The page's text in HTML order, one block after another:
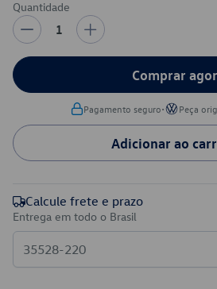
Quantidade
1
Comprar
Pagamento seguro• Peça
Adicionar ao
Calcule frete e prazo
Entrega em todo o Brasil